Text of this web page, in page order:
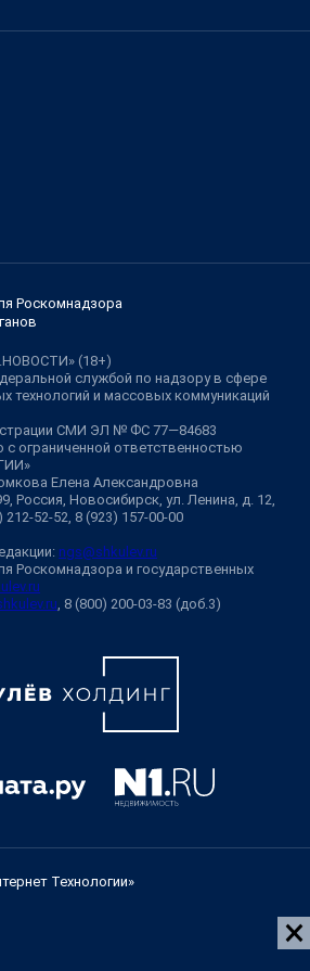
Роскомнадзора
(18+)
службой по надзору в сфере
технологий и массовых коммуникаций
СМИ ЭЛ № ФС 77—84683
ограниченной ответственностью
Елена Александровна
Россия, Новосибирск, ул. Ленина, д. 12,
52-52, 8 (923) 157-00-00
ngs@shkulev.ru
Роскомнадзора и государственных
, 8 (800) 200-03-83 (доб.3)
Технологии»